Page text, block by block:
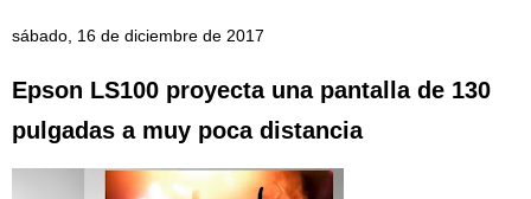
sábado, 16 de diciembre de 2017
Epson LS100 proyecta una pantalla de 130
pulgadas a muy poca distancia